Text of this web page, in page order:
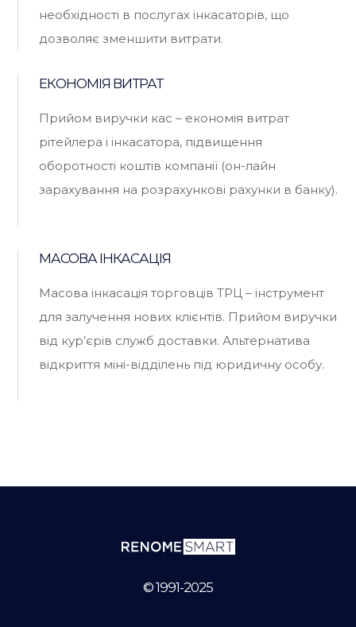
необхідності в послугах інкасаторів, що
дозволяє зменшити витрати.
ЕКОНОМІЯ ВИТРАТ
Прийом виручки кас – економія витрат
рітейлера і інкасатора, підвищення
оборотності коштів компанії (он-лайн
зарахування на розрахункові рахунки в банку).
МАСОВА ІНКАСАЦІЯ
Масова інкасація торговців ТРЦ – інструмент
для залучення нових клієнтів. Прийом виручки
від кур’єрів служб доставки. Альтернатива
відкриття міні-відділень під юридичну особу.
© 1991-2025